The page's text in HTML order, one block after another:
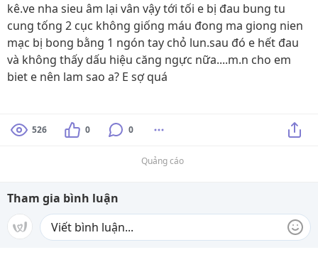
kê.ve nha sieu âm lại vân vậy tới tối e bị đau bung tu
cung tống 2 cục không giống máu đong ma giong nien
mạc bị bong bằng 1 ngón tay chỏ lun.sau đó e hết đau
và không thấy dấu hiệu căng ngực nữa....m.n cho em
biet e nên lam sao a? E sợ quá
526 0 0
Quảng cáo
Tham gia bình luận